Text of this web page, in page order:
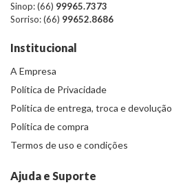
Sinop: (66) 99965.7373
Sorriso: (66) 99652.8686
Institucional
A Empresa
Política de Privacidade
Política de entrega, troca e devolução
Política de compra
Termos de uso e condições
Ajuda e Suporte